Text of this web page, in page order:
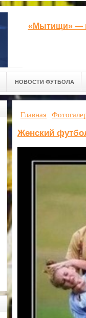
«Мытищи» —
НОВОСТИ ФУТБОЛА
Главная
Женский